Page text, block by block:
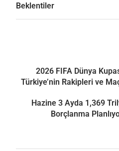
Beklentiler
2026 FIFA Dünya
Türkiye’nin Rakipleri ve
Hazine 3 Ayda 1,369
Borçlanma